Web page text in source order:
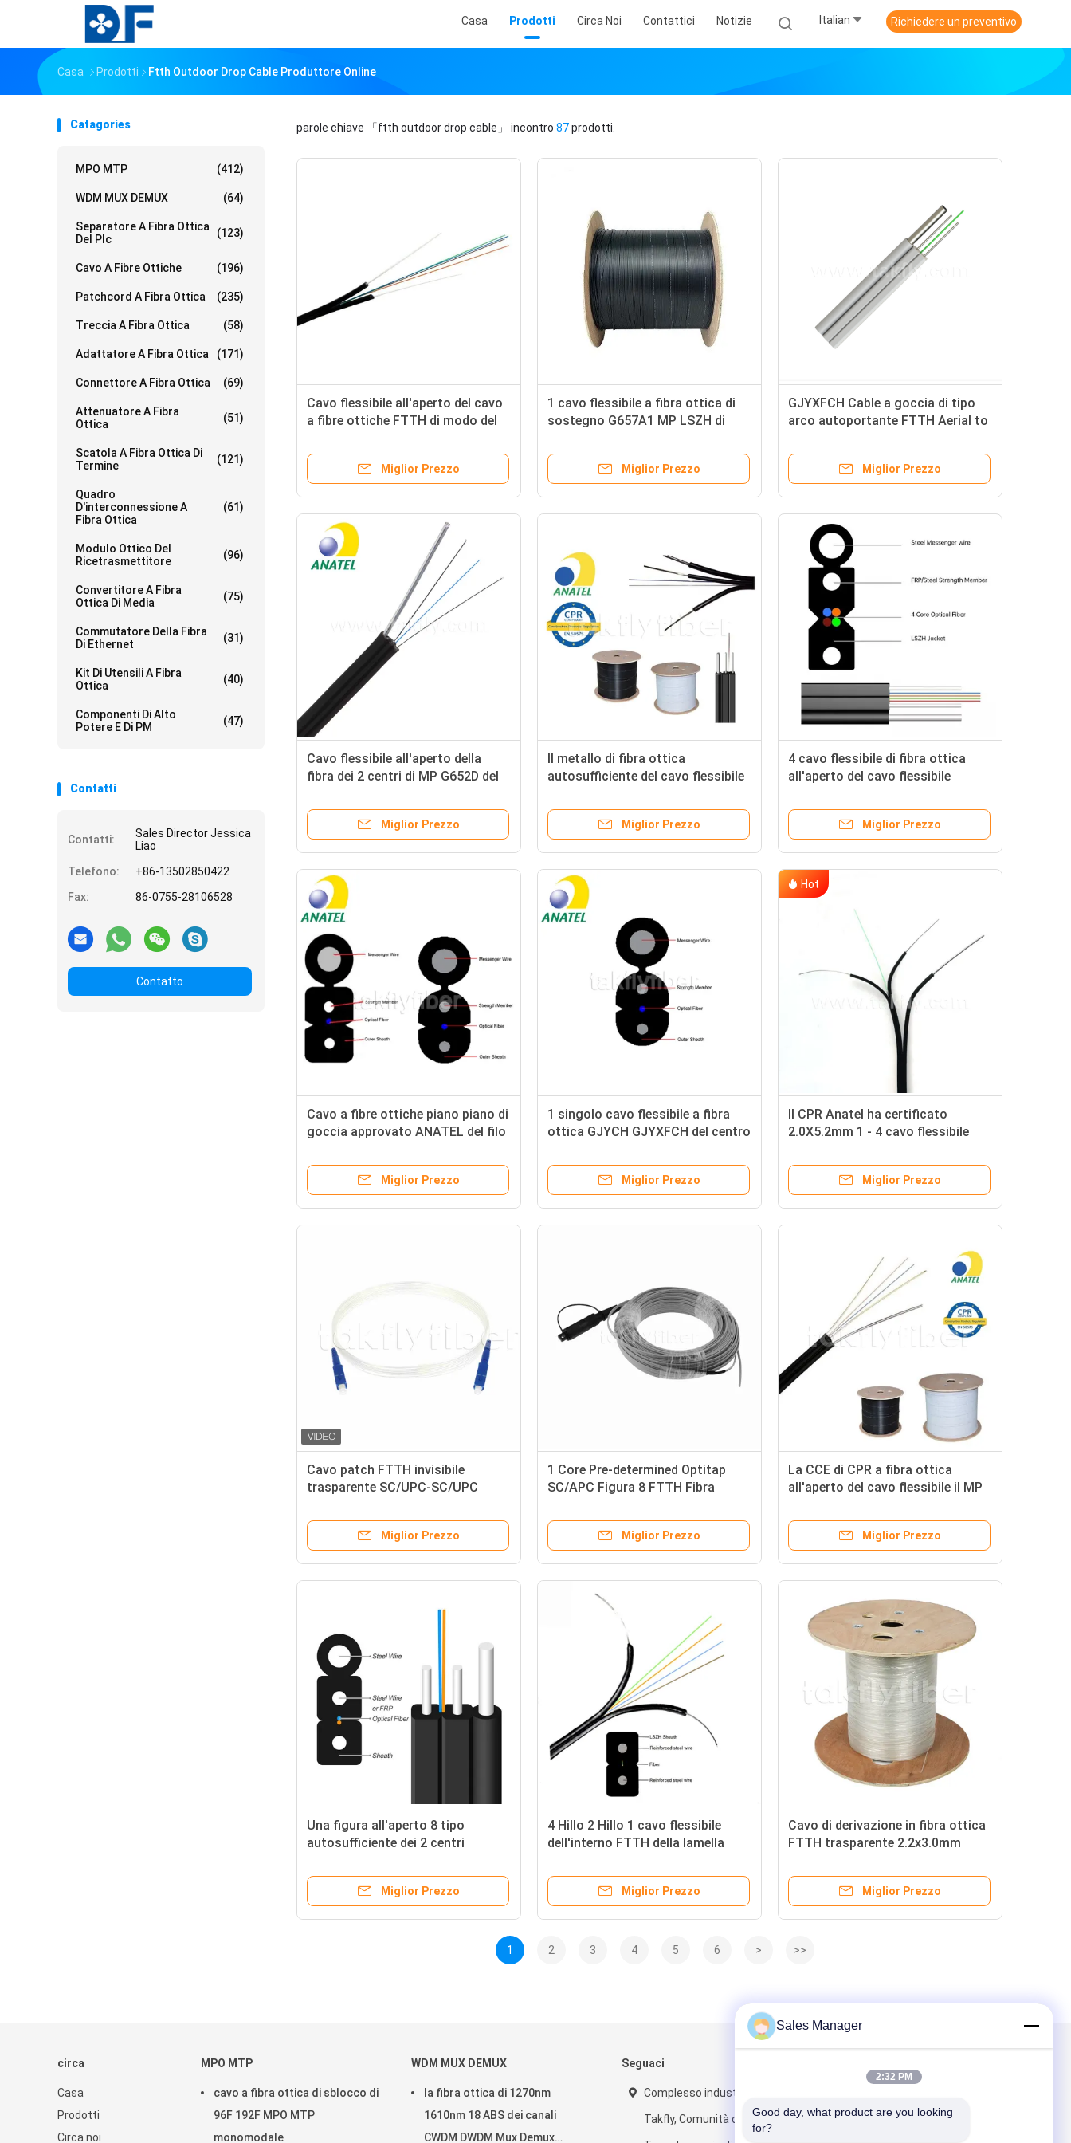
Casa Prodotti Circa Noi Contattici Notizie Italian Richiedere un preventivo
Casa Prodotti Ftth Outdoor Drop Cable Produttore Online
Catagories
MPO MTP (412)
WDM MUX DEMUX (64)
Separatore A Fibra Ottica
Del Plc
(123)
Cavo A Fibre Ottiche (196)
Patchcord A Fibra Ottica (235)
Treccia A Fibra Ottica (58)
Adattatore A Fibra Ottica (171)
Connettore A Fibra Ottica (69)
Attenuatore A Fibra
Ottica
(51)
Scatola A Fibra Ottica Di
Termine
(121)
Quadro
D'interconnessione A
Fibra Ottica
(61)
Modulo Ottico Del
Ricetrasmettitore
(96)
Convertitore A Fibra
Ottica Di Media
(75)
Commutatore Della Fibra
Di Ethernet
(31)
Kit Di Utensili A Fibra
Ottica
(40)
Componenti Di Alto
Potere E Di PM
(47)
Contatti
Contatti:
Sales Director Jessica
Liao
Telefono:
+86-13502850422
Fax:
86-0755-28106528
Contatto
parole chiave 「ftth outdoor drop cable」 incontro 87prodotti.
Cavo flessibile all'aperto del cavo
a fibre ottiche FTTH di modo del
singolo
Miglior Prezzo
1 cavo flessibile a fibra ottica di
sostegno G657A1 MP LSZH di
Miglior Prezzo
GJYXFCH Cable a goccia di tipo
arco autoportante FTTH Aerial to
Halogen
Miglior Prezzo
Cavo flessibile all'aperto della
fibra dei 2 centri di MP G652D del
nero di auto
Miglior Prezzo
Il metallo di fibra ottica
autosufficiente del cavo flessibile
per l'antenna
Miglior Prezzo
4 cavo flessibile di fibra ottica
all'aperto del cavo flessibile
FTTH con il messaggero
Miglior Prezzo
Cavo a fibre ottiche piano piano di
goccia approvato ANATEL del filo
GJYXCH di 1C 2C 4C G657A FTTH
Miglior Prezzo
1 singolo cavo flessibile a fibra
ottica GJYCH GJYXFCH del centro
FTTH di Hilo
Miglior Prezzo
Hot
Il CPR Anatel ha certificato
2.0X5.2mm 1 - 4 cavo flessibile
centri FTTH
Miglior Prezzo
Cavo patch FTTH invisibile
trasparente SC/UPC-SC/UPC
Miglior Prezzo
1 Core Pre-determined Optitap
SC/APC Figura 8 FTTH Fibra
G657A LSZH 0.25μd Giacca a
basso attrito con filo di acciaio
Miglior Prezzo
La CCE di CPR a fibra ottica
all'aperto del cavo flessibile il MP
FTTH
Miglior Prezzo
Una figura all'aperto 8 tipo
autosufficiente dei 2 centri
ottica per FTTH
Miglior Prezzo
4 Hillo 2 Hillo 1 cavo flessibile
dell'interno FTTH della lamella
GJXH GJXFH
Miglior Prezzo
Cavo di derivazione in fibra ottica
FTTH trasparente 2.2x3.0mm
Miglior Prezzo
1 2 3 4 5 6 > >>
circa
Casa
Prodotti
Circa noi
MPO MTP
cavo a fibra ottica di sblocco di
96F 192F MPO MTP
monomodale
WDM MUX DEMUX
la fibra ottica di 1270nm
1610nm 18 ABS dei canali
CWDM DWDM Mux Demux
Seguaci
Complesso industriale di
Takfly, Comunità di
Sales Manager
2:32 PM
Good day, what product are you looking
for?